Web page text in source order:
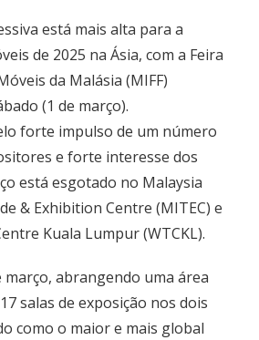
está mais alta para a
de 2025 na Ásia, com a Feira
da Malásia (MIFF)
(1 de março).
forte impulso de um número
e forte interesse dos
está esgotado no Malaysia
& Exhibition Centre (MITEC) e
Kuala Lumpur (WTCKL).
março, abrangendo uma área
salas de exposição nos dois
como o maior e mais global